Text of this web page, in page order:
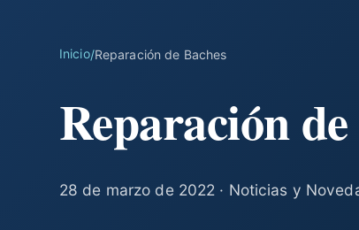
Inicio/Reparación de Baches
Reparación
28 de marzo de 2022 · Noticias y